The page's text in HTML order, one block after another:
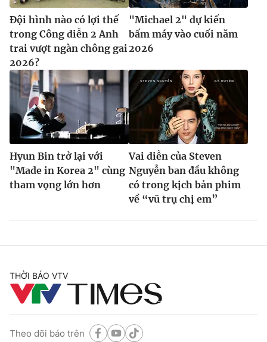
Đội hình nào có lợi thế
trong Công diễn 2 Anh
trai vượt ngàn chông gai
2026?
"Michael 2" dự kiến
bấm máy vào cuối năm
2026
Hyun Bin trở lại với
"Made in Korea 2" cùng
tham vọng lớn hơn
Vai diễn của Steven
Nguyễn ban đầu không
có trong kịch bản phim
về “vũ trụ chị em”
THỜI BÁO VTV
Theo dõi báo trên